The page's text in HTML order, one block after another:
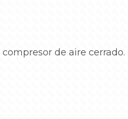
de aire cerrado.